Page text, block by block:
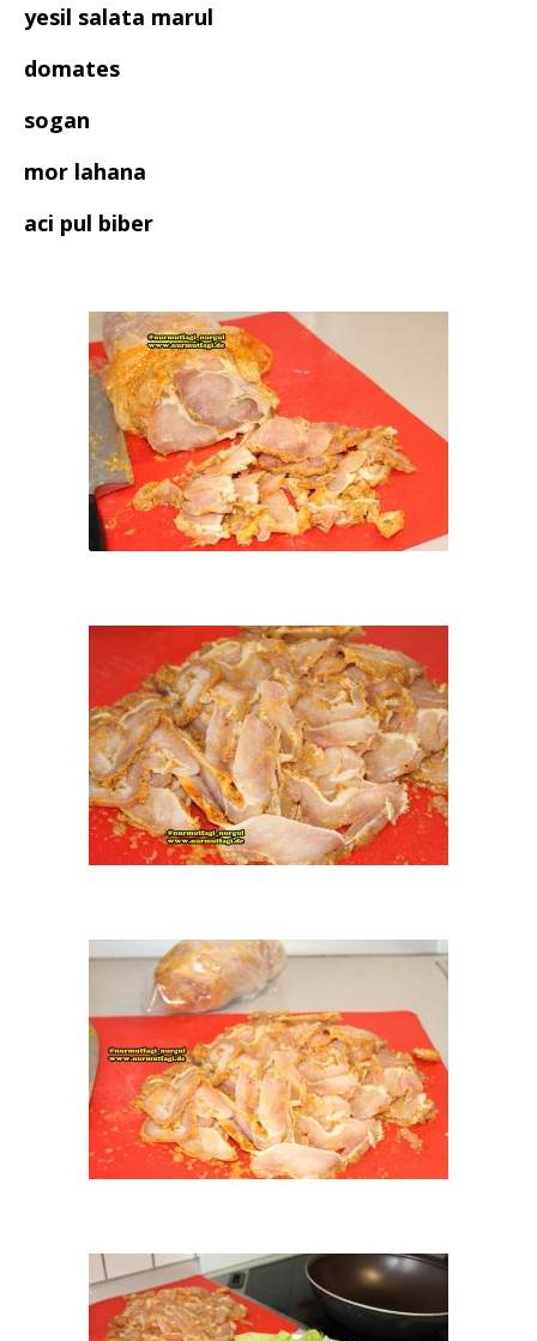
yesil salata marul
domates
sogan
mor lahana
aci pul biber